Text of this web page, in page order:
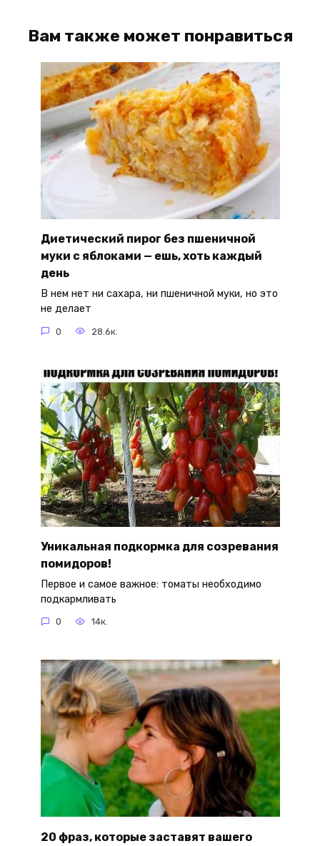
Вам также может понравиться
Диетический пирог без пшеничной
муки с яблоками — ешь, хоть каждый
день
В нем нет ни сахара, ни пшеничной муки, но это
не делает
0 28.6к.
Уникальная подкормка для созревания
помидоров!
Первое и самое важное: томаты необходимо
подкармливать
0 14к.
20 фраз, которые заставят вашего